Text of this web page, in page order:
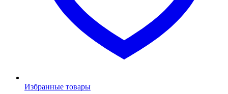
Избранные товары